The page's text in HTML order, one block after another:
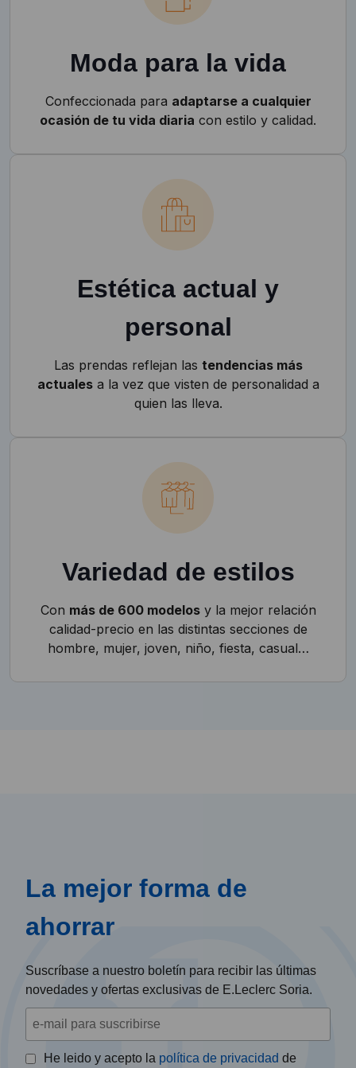
Moda para la vida
Confeccionada para adaptarse a cualquier
ocasión de tu vida diaria con estilo y calidad.
Estética actual y
personal
Las prendas reflejan las tendencias más
actualesa la vez que visten de personalidad a
quien las lleva.
Variedad de estilos
Con más de 600 modelosy la mejor relación
calidad-precio en las distintas secciones de
hombre, mujer, joven, niño, fiesta, casual…
La mejor forma de
ahorrar
Suscríbase a nuestro boletín para recibir las últimas
novedades y ofertas exclusivas de E.Leclerc Soria.
He leido y acepto la política de privacidad de